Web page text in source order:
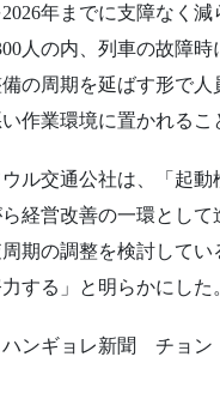
年までに支障なく
人の内、列車の故障
の周期を延ばす形で
作業環境に置かれる
ル交通公社は、「起
経営改善の一環とし
期の調整を検討して
する」と明らかにした
ンギョレ新聞 チョン